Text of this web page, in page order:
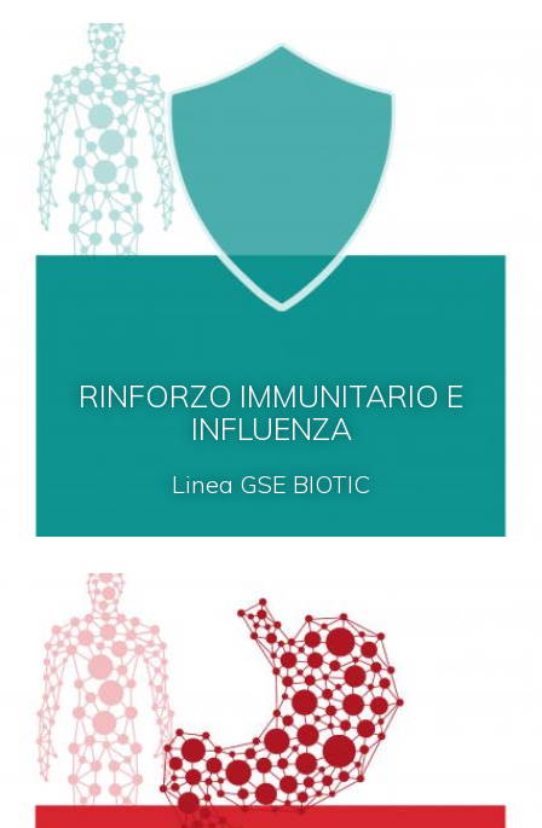
RINFORZO IMMUNITARIO E
INFLUENZA
Linea GSE BIOTIC